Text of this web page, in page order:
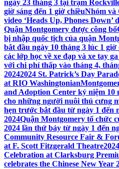
ngày 23 tháng 3 tại trạm
giờ sáng đến 1 giờ chiềuNhóm và
video ‘Heads Up, Phones
Quận Montgomery được công bố
bị nhập quốc tịch của quận
bắt đầu ngày 10 tháng 3 lúc 1 giờ
các lớp học về xe đạp và xe tay
với chi phí thấp vào tháng 4,
20242024 St. Patrick’s Day
at RIO Washingtonian
and Adoption Center kỷ niệm 10
cho những người nuôi thú cưng
hẹn trước bắt đầu từ ngày 1 đến
2024Quận Montgomery tổ chức
2024 lần thứ bảy từ ngày 1 đến
Community Resource Fair &
at F. Scott Fitzgerald Theatre
Celebration at Clarksburg
celebrates the Chinese New Year